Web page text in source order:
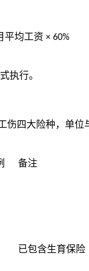
平均工资 × 60%
执行。
四大险种，单位
备注
已包含生育保险